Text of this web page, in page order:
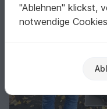
"Ablehnen" klickst,
notwendige